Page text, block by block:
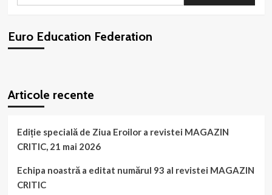
Euro Education Federation
Articole recente
Ediție specială de Ziua Eroilor a revistei MAGAZIN
CRITIC, 21 mai 2026
Echipa noastră a editat numărul 93 al revistei MAGAZIN
CRITIC